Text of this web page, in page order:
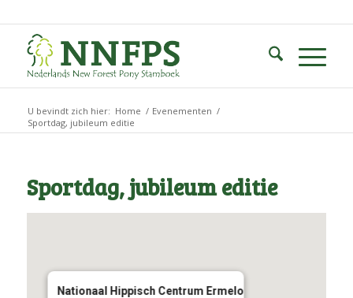
U bevindt zich hier: Home / Evenementen /
Sportdag, jubileum editie
Sportdag, jubileum editie
Nationaal Hippisch Centrum Ermelo